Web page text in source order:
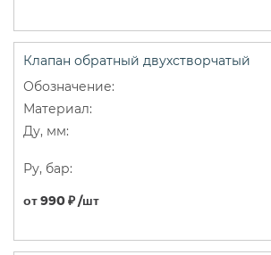
Клапан обратный двухстворчатый
от 990 ₽ /шт